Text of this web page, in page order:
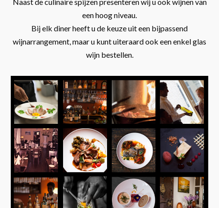
Naast de culinaire spijzen presenteren wij u ook wijnen van
een hoog niveau.
Bij elk diner heeft u de keuze uit een bijpassend
wijnarrangement, maar u kunt uiteraard ook een enkel glas
wijn bestellen.